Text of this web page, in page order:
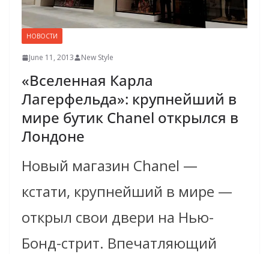
НОВОСТИ
June 11, 2013 New Style
«Вселенная Карла
Лагерфельда»: крупнейший в
мире бутик Chanel открылся в
Лондоне
Новый магазин Chanel —
кстати, крупнейший в мире —
открыл свои двери на Нью-
Бонд-стрит. Впечатляющий